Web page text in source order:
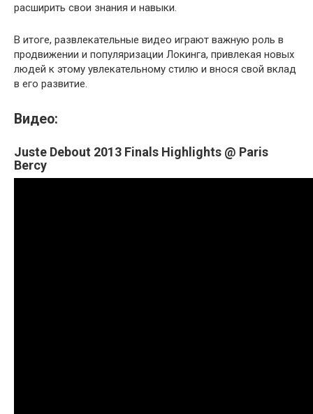
расширить свои знания и навыки.
В итоге, развлекательные видео играют важную роль в
продвижении и популяризации Локинга, привлекая новых
людей к этому увлекательному стилю и внося свой вклад
в его развитие.
Видео:
Juste Debout 2013 Finals Highlights @ Paris
Bercy